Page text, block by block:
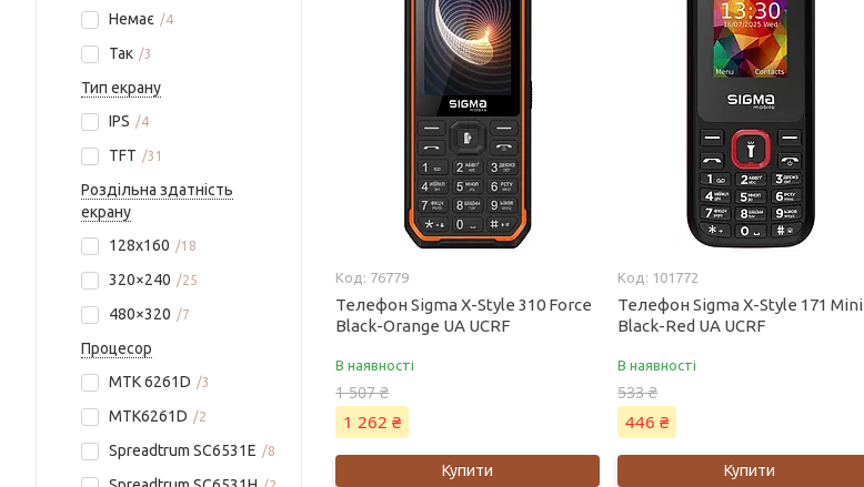
Немає
4
Так 3
Тип екрану
IPS
4
TFT 31
Роздільна здатність
екрану
128x160
18
320×240 25
480×320 7
Процесор
MTK 6261D
3
MTK6261D 2
Spreadtrum SC6531E 8
76779
Телефон Sigma X-Style 310 Force
Black-Orange UA UCRF
В наявності
1 507 ₴
1 262 ₴
Купити
101772
Телефон Sigma X-Style 171 Mini
Black-Red UA UCRF
В наявності
533 ₴
446 ₴
Купити